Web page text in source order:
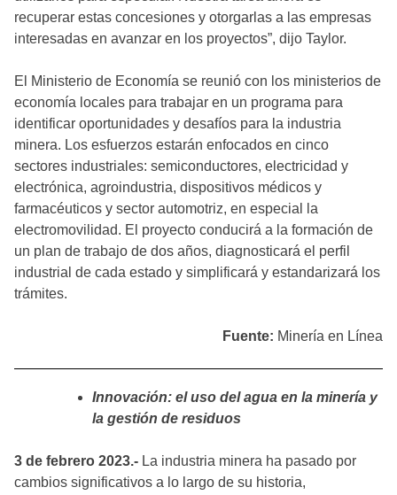
recuperar estas concesiones y otorgarlas a las empresas
interesadas en avanzar en los proyectos”, dijo Taylor.
El Ministerio de Economía se reunió con los ministerios de
economía locales para trabajar en un programa para
identificar oportunidades y desafíos para la industria
minera. Los esfuerzos estarán enfocados en cinco
sectores industriales: semiconductores, electricidad y
electrónica, agroindustria, dispositivos médicos y
farmacéuticos y sector automotriz, en especial la
electromovilidad. El proyecto conducirá a la formación de
un plan de trabajo de dos años, diagnosticará el perfil
industrial de cada estado y simplificará y estandarizará los
trámites.
Fuente: Minería en Línea
Innovación: el uso del agua en la minería y
la gestión de residuos
3 de febrero 2023.- La industria minera ha pasado por
cambios significativos a lo largo de su historia,